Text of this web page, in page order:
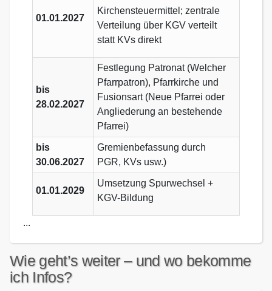
01.01.2027
Kirchensteuermittel; zentrale
Verteilung über KGV verteilt
statt KVs direkt
bis
28.02.2027
Festlegung Patronat (Welcher
Pfarrpatron), Pfarrkirche und
Fusionsart (Neue Pfarrei oder
Angliederung an bestehende
Pfarrei)
bis
30.06.2027
Gremienbefassung durch
PGR, KVs usw.)
01.01.2029
Umsetzung Spurwechsel +
KGV-Bildung
...
Wie geht’s weiter – und wo bekomme
ich Infos?